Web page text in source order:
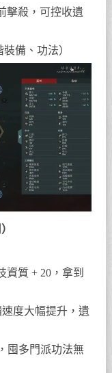
擊殺，可控收遺
備、功法）
資質 + 20，拿到
度大幅提升，遺
囤多門派功法無